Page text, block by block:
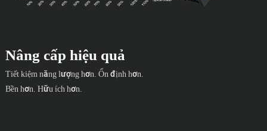
Nâng cấp hiệu quả
Tiết kiệm năng lượng hơn. Ổn định hơn.
Bền hơn. Hữu ích hơn.